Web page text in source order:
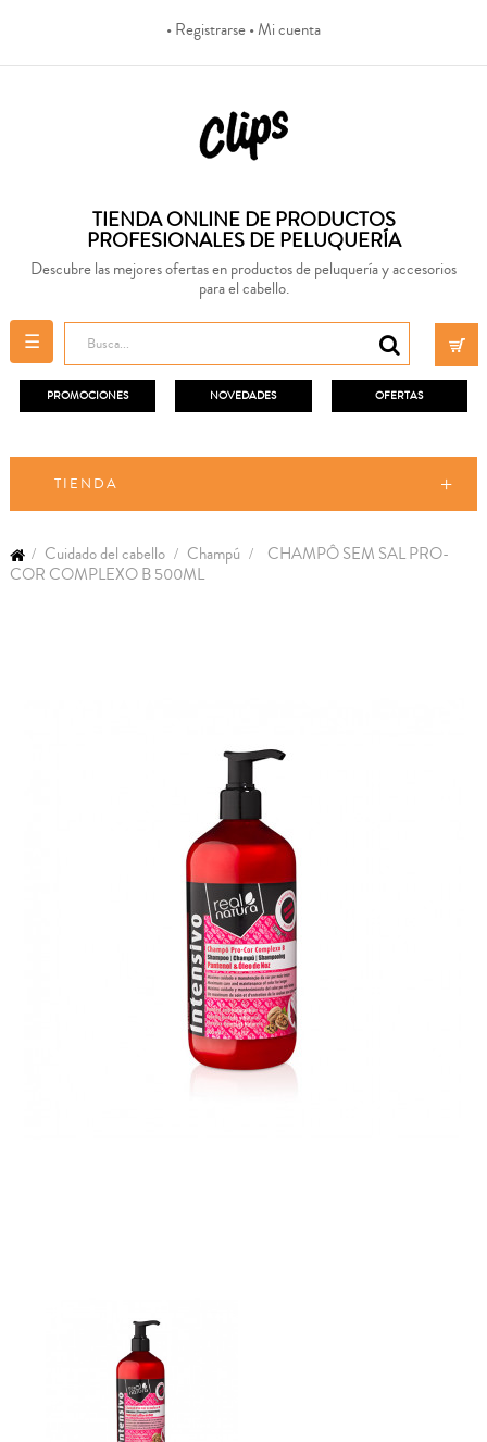
• Registrarse• Mi cuenta
TIENDA ONLINE DE PRODUCTOS
PROFESIONALES DE PELUQUERÍA
Descubre las mejores ofertas en productos de peluquería y accesorios
para el cabello.
Navegación
de
palanca
☰
PROMOCIONES NOVEDADES OFERTAS
TIENDA
Cuidado del cabello Champú
CHAMPÔ SEM SAL PRO-
COR COMPLEXO B 500ML